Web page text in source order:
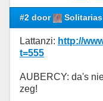
#2 door
Lattanzi: http://
t=555
AUBERCY: da's
zeg!